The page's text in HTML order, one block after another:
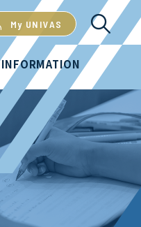
My UNIVAS
INFORMATION